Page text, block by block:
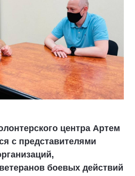
центра Артем
с представителями
боевых действий